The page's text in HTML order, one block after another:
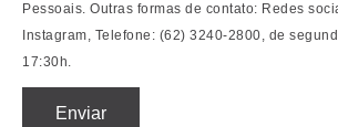
Pessoais. Outras formas de contato: Redes
Instagram, Telefone: (62) 3240-2800, de
17:30h.
Enviar